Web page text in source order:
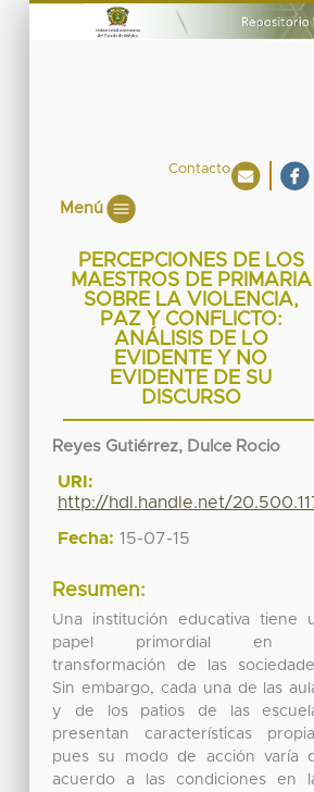
Contacto
Menú
PERCEPCIONES DE LOS
MAESTROS DE PRIMARIA
SOBRE LA VIOLENCIA,
PAZ Y CONFLICTO:
ANÁLISIS DE LO
EVIDENTE Y NO
EVIDENTE DE SU
DISCURSO
Reyes Gutiérrez, Dulce Rocio
URI:
http://hdl.handle.net/
Fecha: 15-07-15
Resumen:
Una institución educativa tiene
papel primordial en
transformación de las
Sin embargo, cada una de las
y de los patios de las
presentan características
pues su modo de acción varía
acuerdo a las condiciones en